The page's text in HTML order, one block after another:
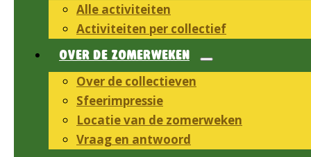
Alle activiteiten
Activiteiten per collectief
OVER DE ZOMERWEKEN
Over de collectieven
Sfeerimpressie
Locatie van de zomerweken
Vraag en antwoord